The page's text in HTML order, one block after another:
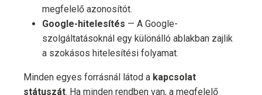
megfelelő azonosítót.
Google-hitelesítés — A Google-
szolgáltatásoknál egy különálló ablakban zajlik
a szokásos hitelesítési folyamat.
Minden egyes forrásnál látod a kapcsolat
státuszát. Ha minden rendben van, a megfelelő